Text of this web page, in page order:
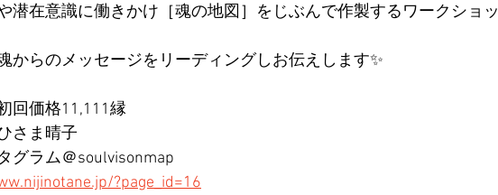
潜在意識に働きかけ［魂の地図］をじぶんで作製するワークショッ
からのメッセージをリーディングしお伝えします✨
回価格11,111縁
さま晴子
グラム＠soulvisonmap
?page_id=16